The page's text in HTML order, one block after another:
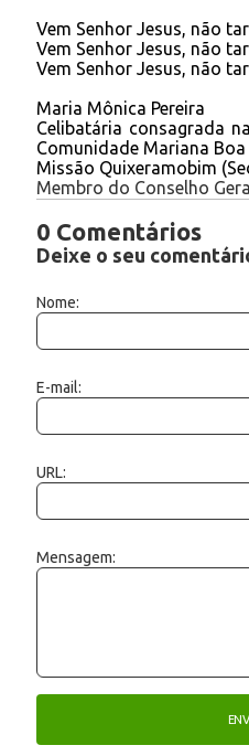
Vem Senhor Jesus, não
Vem Senhor Jesus, não
Vem Senhor Jesus, não
Maria Mônica Pereira
Celibatária consagrada
Comunidade Mariana Boa
Missão Quixeramobim
Membro do Conselho
0 Comentários
Deixe o seu
Nome:
E-mail:
URL:
Mensagem: